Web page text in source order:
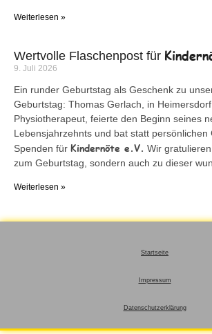
Weiterlesen »
Wertvolle Flaschenpost für
9. Juli 2026
Ein runder Geburtstag als Geschenk zu
Geburtstag: Thomas Gerlach, in
Physiotherapeut, feierte den Beginn seines
Lebensjahrzehnts und bat statt persönlichen
Spenden für Kindernöte e.V. Wir
zum Geburtstag, sondern auch zu dieser
Weiterlesen »
Startseite
Impressum
Datenschutzerklärung